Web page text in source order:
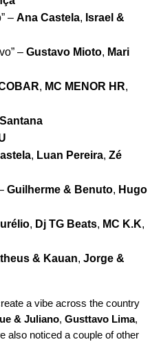
” – Ana Castela, Israel &
” – Gustavo Mioto, Mari
, MC MENOR HR,
, Luan Pereira, Zé
Guilherme & Benuto, Hugo
, Dj TG Beats, MC K.K,
& Kauan, Jorge &
a vibe across the country
& Juliano, Gusttavo Lima,
also noticed a couple of other